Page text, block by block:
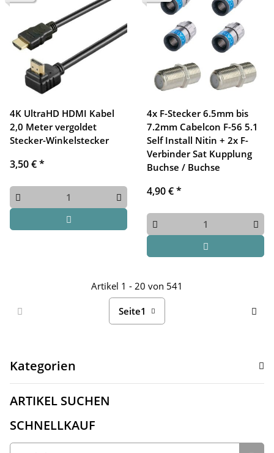
4K UltraHD HDMI Kabel
2,0 Meter vergoldet
Stecker-Winkelstecker
3,50 €*
4x F-Stecker 6.5mm bis
7.2mm Cabelcon F-56 5.1
Self Install Nitin + 2x F-
Verbinder Sat Kupplung
Buchse / Buchse
4,90 €*
Artikel 1 - 20 von 541
Seite1
Kategorien
ARTIKEL SUCHEN
SCHNELLKAUF